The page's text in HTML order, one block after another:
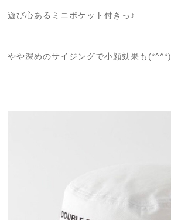
遊び心あるミニポケット付きっ♪
やや深めのサイジングで小顔効果も(*^^*)